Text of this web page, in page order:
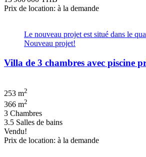
Prix de location: à la demande
Le nouveau projet est situé dans le
Nouveau projet!
Villa de 3 chambres avec piscine
253 m2
366 m2
3 Chambres
3.5 Salles de bains
Vendu!
Prix de location: à la demande